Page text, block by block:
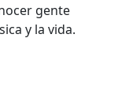
gente
y la vida.